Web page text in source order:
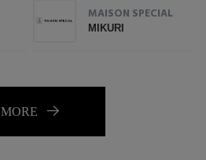
MAISON SPECIAL
MIKURI
MORE